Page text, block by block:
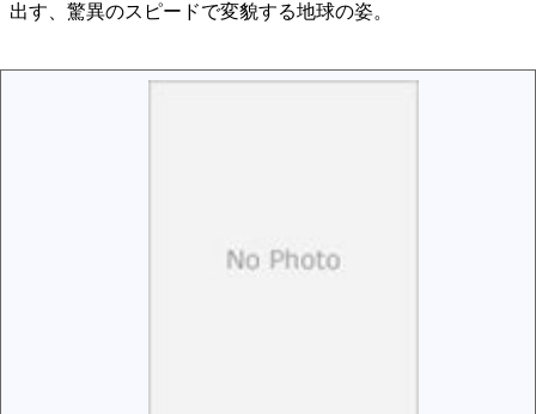
出す、驚異のスピードで変貌する地球の姿。